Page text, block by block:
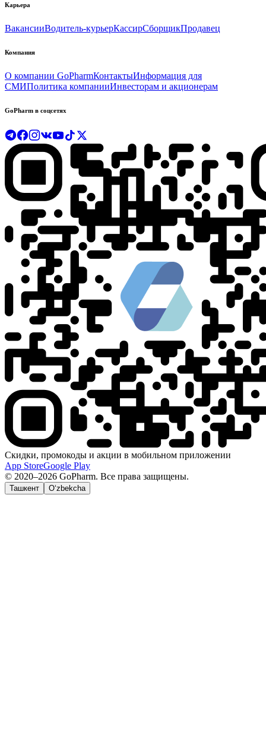
Карьера
ВакансииВодитель-курьерКассирСборщикПродавец
Компания
О компании GoPharmКонтактыИнформация для
СМИПолитика компанииИнвесторам и акционерам
GoPharm в соцсетях
Скидки, промокоды и акции в мобильном приложении
App StoreGoogle Play
© 2020–2026 GoPharm. Все права защищены.
Ташкент O‘zbekcha